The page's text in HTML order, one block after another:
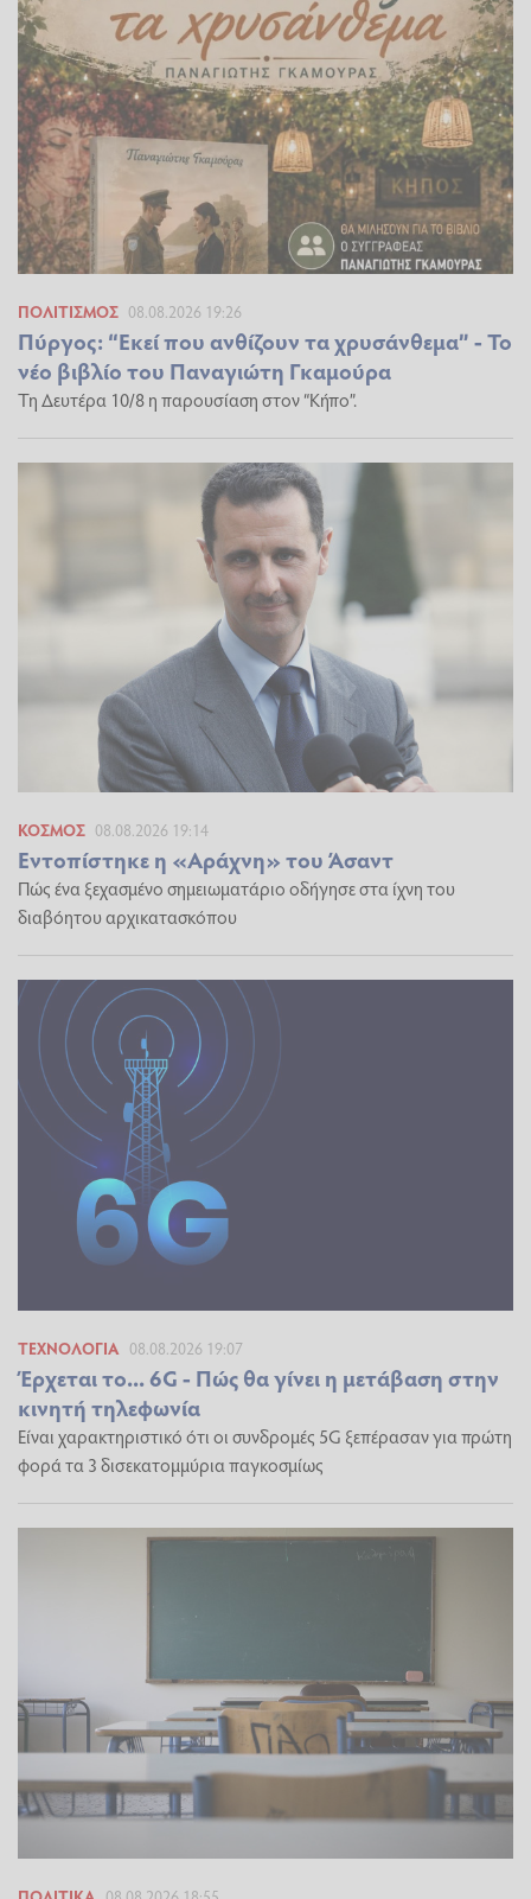
Πύργος: “Εκεί που ανθίζουν τα χρυσάνθεμα” - Το
νέο βιβλίο του Παναγιώτη Γκαμούρα
Τη Δευτέρα 10/8 η παρουσίαση στον “Κήπο”.
ΠΟΛΙΤΙΣΜΌΣ 08.08.2026 19:26
Εντοπίστηκε η «Αράχνη» του Άσαντ
Πώς ένα ξεχασμένο σημειωματάριο οδήγησε στα ίχνη του
διαβόητου αρχικατασκόπου
ΚΌΣΜΟΣ 08.08.2026 19:14
Έρχεται το... 6G - Πώς θα γίνει η μετάβαση στην
κινητή τηλεφωνία
Είναι χαρακτηριστικό ότι οι συνδρομές 5G ξεπέρασαν για πρώτη
φορά τα 3 δισεκατομμύρια παγκοσμίως
ΤΕΧΝΟΛΟΓΊΑ 08.08.2026 19:07